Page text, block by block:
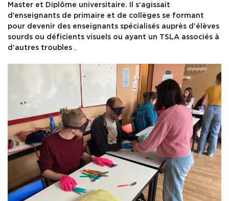
Master et Diplôme universitaire. Il s’agissait
d’enseignants de primaire et de collèges se formant
pour devenir des enseignants spécialisés auprès d’élèves
sourds ou déficients visuels ou ayant un TSLA associés à
d’autres troubles .